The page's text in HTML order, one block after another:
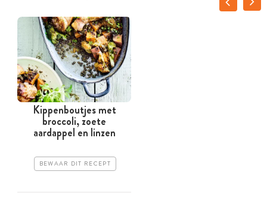
Kippenboutjes met
broccoli, zoete
aardappel en linzen
BEWAAR DIT RECEPT